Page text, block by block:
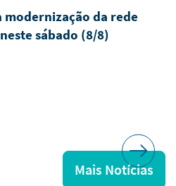
modernização da rede
sábado (8/8)
Mais Notícias